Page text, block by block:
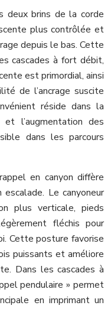
deux brins de la corde
plus contrôlée et
depuis le bas. Cette
cascades à fort débit,
est primordial, ainsi
de l’ancrage suscite
réside dans la
l’augmentation des
dans les parcours
en canyon diffère
Le canyoneur
plus verticale, pieds
fléchis pour
Cette posture favorise
puissants et améliore
Dans les cascades à
pendulaire » permet
en imprimant un